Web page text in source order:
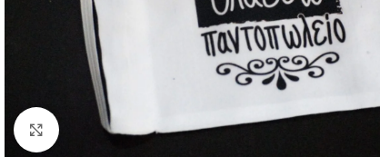
Κάντε κλικ για μεγέθυνση